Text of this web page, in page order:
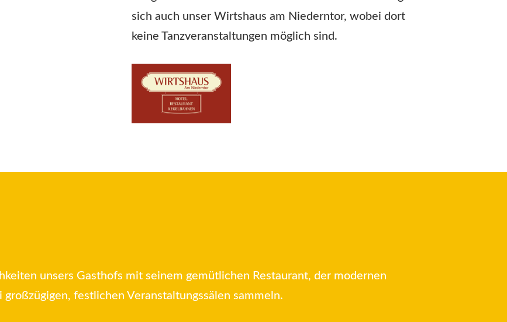
sich auch unser Wirtshaus am Niederntor, wobei dort
keine Tanzveranstaltungen möglich sind.
unsers Gasthofs mit seinem gemütlichen Restaurant, der modernen
festlichen Veranstaltungssälen sammeln.